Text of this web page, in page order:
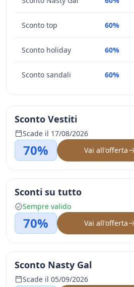
Sconto top 60%
Sconto holiday 60%
Sconto sandali 60%
Sconto Vestiti
Scade il 17/08/2026
70% Vai all'offerta
Sconti su tutto
Sempre valido
70% Vai all'offerta
Sconto Nasty Gal
Scade il 05/09/2026